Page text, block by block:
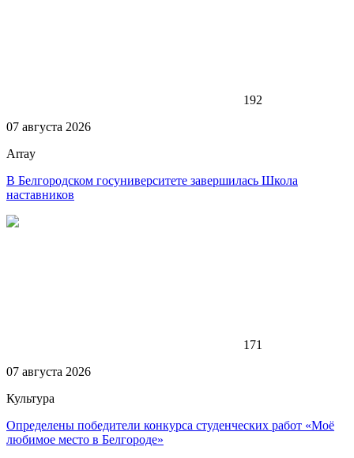
192
07 августа 2026
Array
В Белгородском госуниверситете завершилась Школа
наставников
171
07 августа 2026
Культура
Определены победители конкурса студенческих работ «Моё
любимое место в Белгороде»